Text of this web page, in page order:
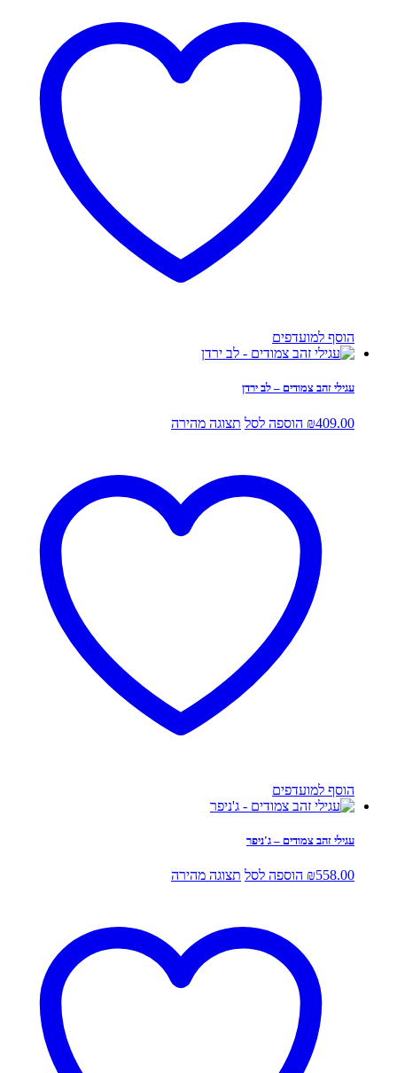
הוסף למועדפים
עגילי זהב צמודים – לב ירדן
₪409.00 הוספה לסל תצוגה מהירה
הוסף למועדפים
עגילי זהב צמודים – ג'ניפר
₪558.00 הוספה לסל תצוגה מהירה